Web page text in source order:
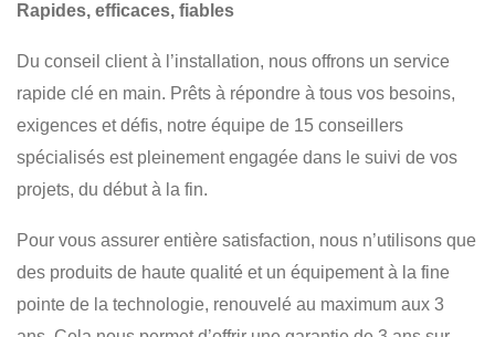
Rapides, efficaces, fiables
Du conseil client à l’installation, nous offrons un service
rapide clé en main. Prêts à répondre à tous vos besoins,
exigences et défis, notre équipe de 15 conseillers
spécialisés est pleinement engagée dans le suivi de vos
projets, du début à la fin.
Pour vous assurer entière satisfaction, nous n’utilisons que
des produits de haute qualité et un équipement à la fine
pointe de la technologie, renouvelé au maximum aux 3